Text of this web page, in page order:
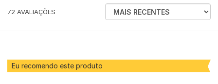
72 AVALIAÇÕES
ORDENAR
AVALIAÇÕES
Eu recomendo este produto